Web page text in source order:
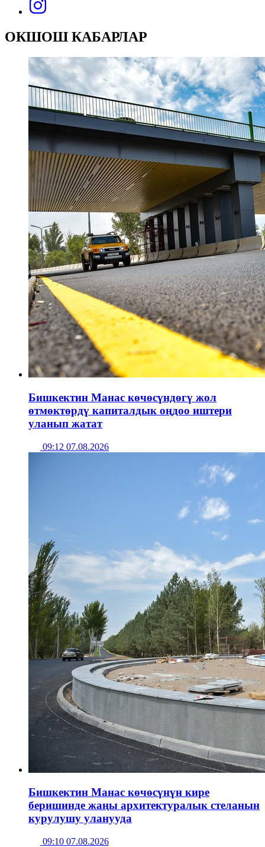
ОКШОШ КАБАРЛАР
Бишкектин Манас көчөсүндөгү жол
өтмөктөрдү капиталдык оңдоо иштери
уланып жатат
09:12 07.08.2026
Бишкектин Манас көчөсүнүн кире
беришинде жаңы архитектуралык стеланын
курулушу уланууда
09:10 07.08.2026